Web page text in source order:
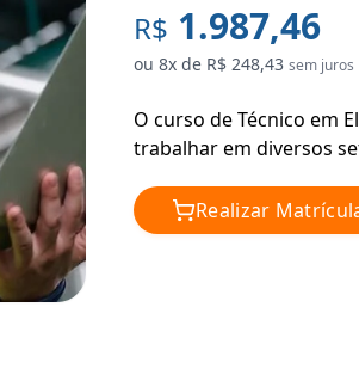
R$ 1.987,46
ou 8x de R$ 248,43 sem juros
O curso de Técnico em
trabalhar em diversos
Realizar